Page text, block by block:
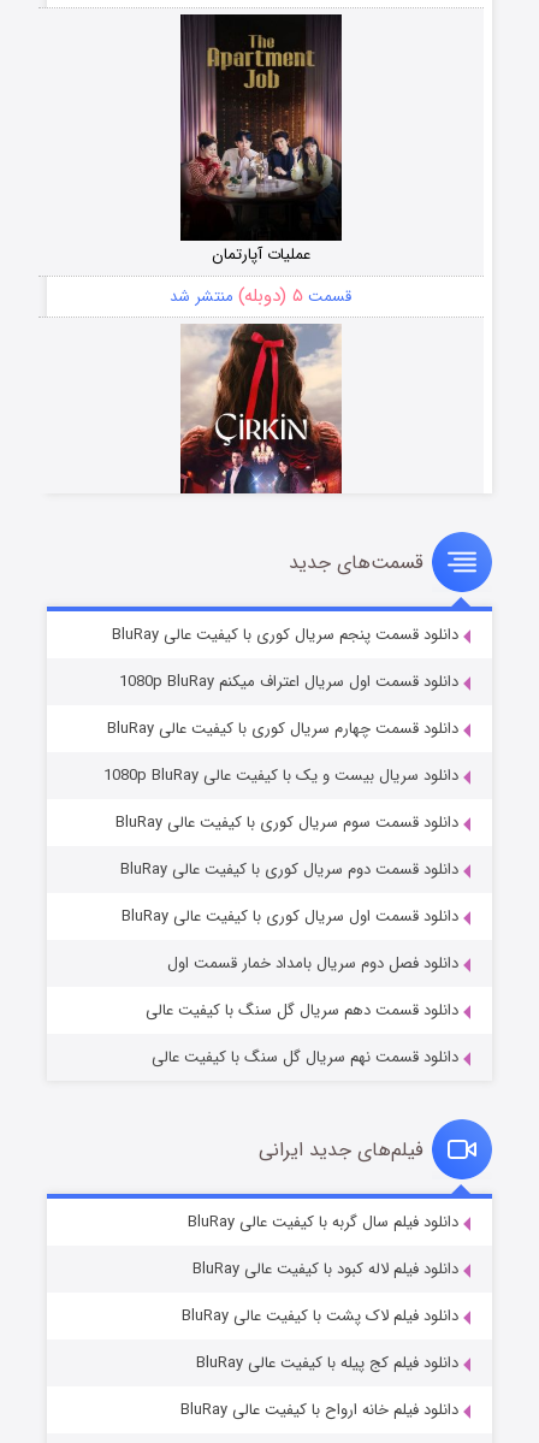
عملیات آپارتمان
قسمت ۵ (دوبله) منتشر شد
سریال زشت
قسمت۲ (زیرنویس) منتشر شد
مردگان متحرک: شهر مرده ۳
قسمت۲ (زیرنویس) منتشر شد
قسمت۷ (زیرنویس) منتشر شد
قسمت‌های جدید
دانلود قسمت پنجم سریال کوری با کیفیت عالی BluRay
دانلود قسمت اول سریال اعتراف میکنم 1080p BluRay
دانلود قسمت چهارم سریال کوری با کیفیت عالی BluRay
دانلود سریال بیست و یک با کیفیت عالی 1080p BluRay
دانلود قسمت سوم سریال کوری با کیفیت عالی BluRay
دانلود قسمت دوم سریال کوری با کیفیت عالی BluRay
دانلود قسمت اول سریال کوری با کیفیت عالی BluRay
دانلود فصل دوم سریال بامداد خمار قسمت اول
دانلود قسمت دهم سریال گل سنگ با کیفیت عالی
دانلود قسمت نهم سریال گل سنگ با کیفیت عالی
فیلم‌های جدید ایرانی
دانلود فیلم سال گربه با کیفیت عالی BluRay
دانلود فیلم لاله کبود با کیفیت عالی BluRay
دانلود فیلم لاک پشت با کیفیت عالی BluRay
دانلود فیلم کج‌ پیله با کیفیت عالی BluRay
دانلود فیلم خانه ارواح با کیفیت عالی BluRay